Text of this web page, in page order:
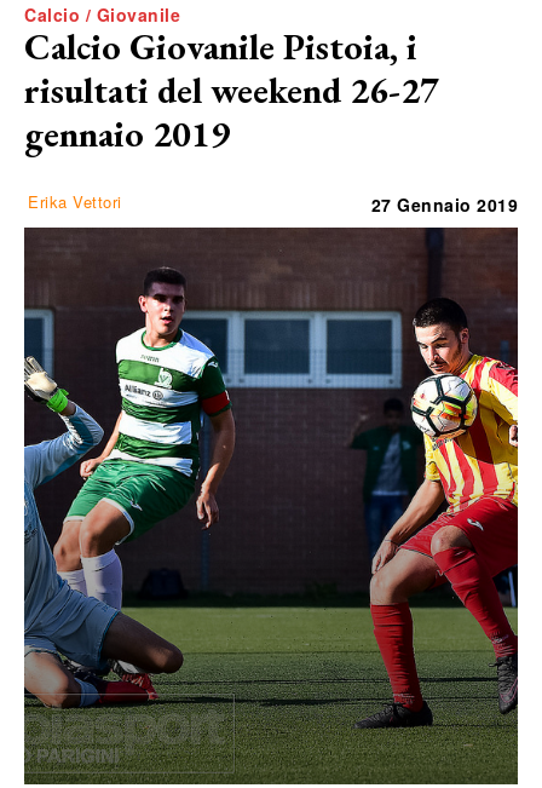
Calcio / Giovanile
Calcio Giovanile Pistoia, i
risultati del weekend 26-27
gennaio 2019
Erika Vettori 27 Gennaio 2019